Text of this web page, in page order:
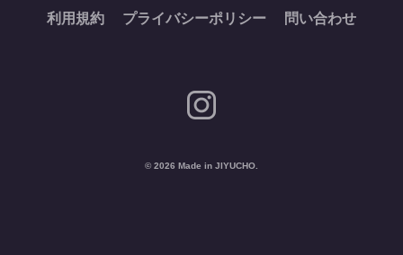
利用規約 プライバシーポリシー 問い合わせ
© 2026 Made in JIYUCHO.